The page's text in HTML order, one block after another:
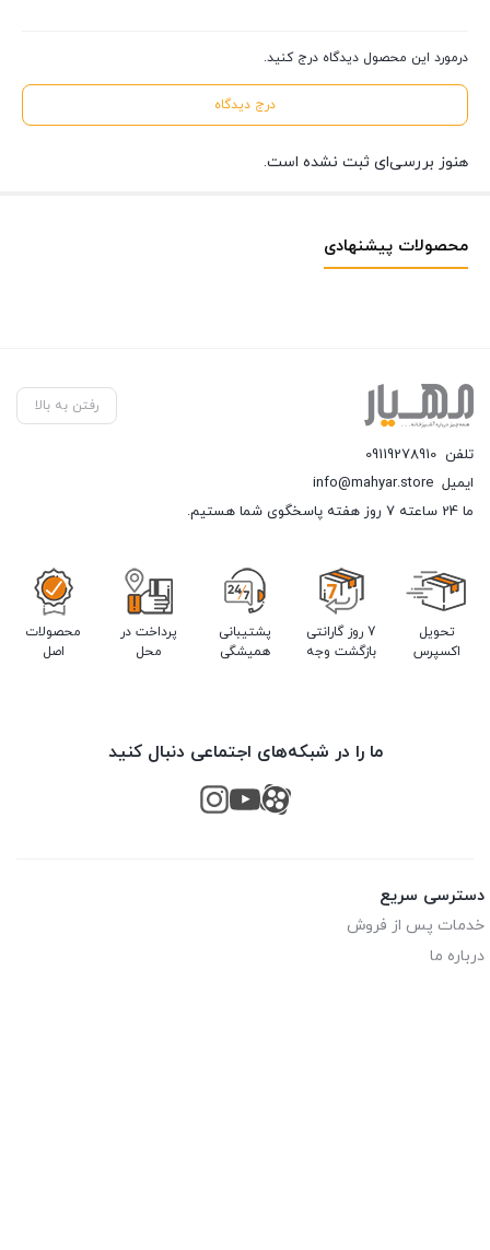
درمورد این محصول دیدگاه درج کنید.
درج دیدگاه
هنوز بررسی‌ای ثبت نشده است.
محصولات پیشنهادی
رفتن به بالا
تلفن 09119278910
ایمیل info@mahyar.store
ما 24 ساعته 7 روز هفته پاسخگوی شما هستیم.
تحویل
اکسپرس
7 روز گارانتی
بازگشت وجه
پشتیبانی
همیشگی
پرداخت در
محل
محصولات
اصل
ما را در شبکه‌های اجتماعی دنبال کنید
دسترسی سریع
خدمات پس از فروش
درباره ما